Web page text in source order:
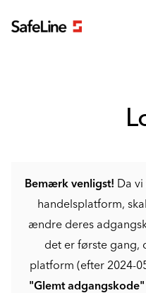
Bemærk venligst! Da
handelsplatform,
ændre deres
det er første gang,
platform (efter 2024-
"Glemt adgangskode"
Login formular